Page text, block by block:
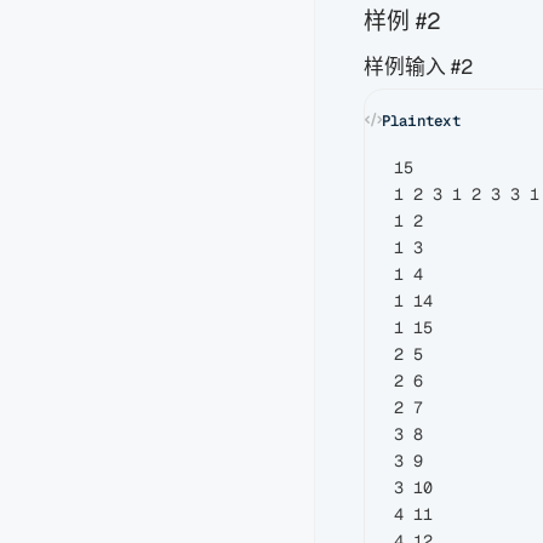
样例 #2
样例输入 #2
15
1 2 3 1 2 3 3
1 2
1 3
1 4
1 14
1 15
2 5
2 6
2 7
3 8
3 9
3 10
4 11